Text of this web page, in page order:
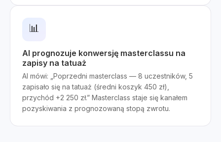
📊
AI prognozuje konwersję masterclassu na
zapisy na tatuaż
AI mówi: „Poprzedni masterclass — 8 uczestników, 5
zapisało się na tatuaż (średni koszyk 450 zł),
przychód +2 250 zł.” Masterclass staje się kanałem
pozyskiwania z prognozowaną stopą zwrotu.